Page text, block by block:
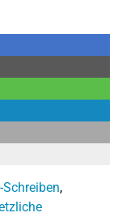
Schreiben,